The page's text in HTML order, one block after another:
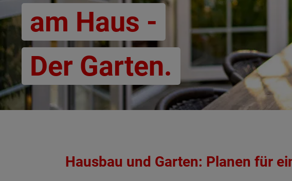
am Haus -
Der Garten.
Hausbau und Garten: Planen für